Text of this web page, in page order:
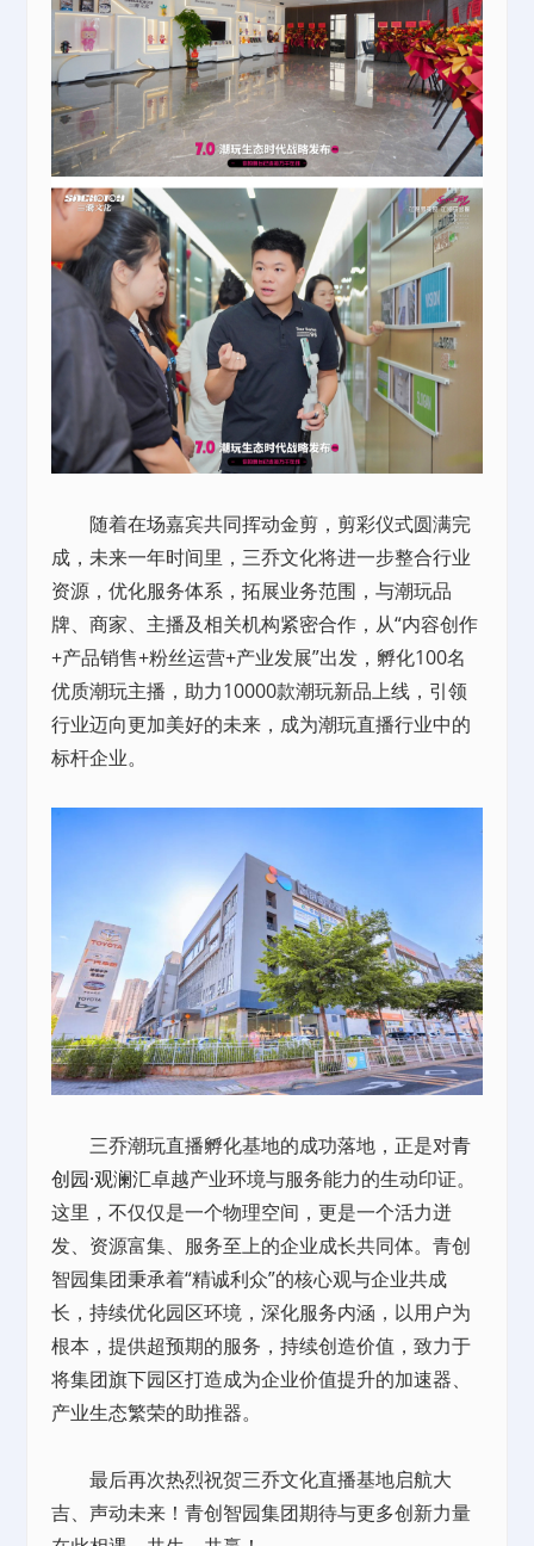
随着在场嘉宾共同挥动金剪，剪彩仪式圆满完
成，未来一年时间里，三乔文化将进一步整合行业
资源，优化服务体系，拓展业务范围，与潮玩品
牌、商家、主播及相关机构紧密合作，从“内容创作
+产品销售+粉丝运营+产业发展”出发，孵化100名
优质潮玩主播，助力10000款潮玩新品上线，引领
行业迈向更加美好的未来，成为潮玩直播行业中的
标杆企业。
三乔潮玩直播孵化基地的成功落地，正是对青
创园·观澜汇卓越产业环境与服务能力的生动印证。
这里，不仅仅是一个物理空间，更是一个活力迸
发、资源富集、服务至上的企业成长共同体。青创
智园集团秉承着“精诚利众”的核心观与企业共成
长，持续优化园区环境，深化服务内涵，以用户为
根本，提供超预期的服务，持续创造价值，致力于
将集团旗下园区打造成为企业价值提升的加速器、
产业生态繁荣的助推器。
最后再次热烈祝贺三乔文化直播基地启航大
吉、声动未来！青创智园集团期待与更多创新力量